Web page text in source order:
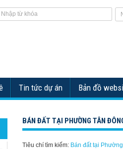
Tin tức dự án Bản đồ
BÁN ĐẤT TẠI PHƯỜNG TÂN
Tiêu chí tìm kiếm: Bán đất tại